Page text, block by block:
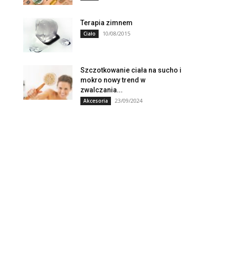
Terapia zimnem
Ciało 10/08/2015
Szczotkowanie ciała na sucho i
mokro nowy trend w
zwalczania...
Akcesoria 23/09/2024